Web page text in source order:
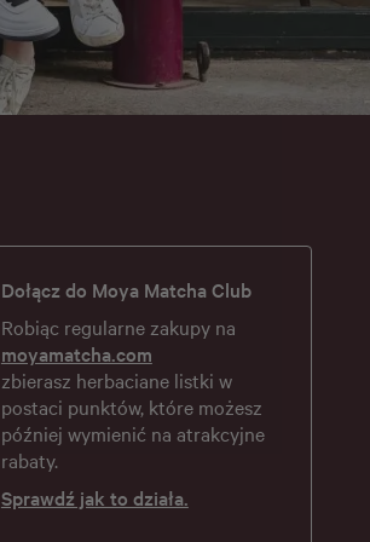
Dołącz do Moya Matcha Club
Robiąc regularne zakupy na
moyamatcha.com
zbierasz herbaciane listki w
postaci punktów, które możesz
później wymienić na atrakcyjne
rabaty.
Sprawdź jak to działa.